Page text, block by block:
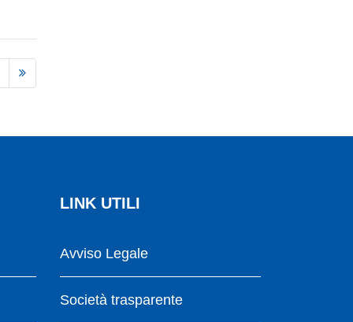
LINK UTILI
Avviso Legale
Società trasparente